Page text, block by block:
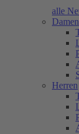
alle
Damen
Herren